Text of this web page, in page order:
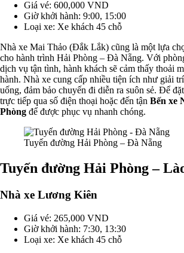
Giá vé: 600,000 VND
Giờ khởi hành: 9:00, 15:00
Loại xe: Xe khách 45 chỗ
Nhà xe Mai Thảo (Đắk Lắk) cũng là một lựa
cho hành trình Hải Phòng – Đà Nẵng. Với
dịch vụ tận tình, hành khách sẽ cảm thấy thoải
hành. Nhà xe cung cấp nhiều tiện ích như giải
uống, đảm bảo chuyến đi diễn ra suôn sẻ. Để
trực tiếp qua số điện thoại hoặc đến tận Bến xe
Phòng để được phục vụ nhanh chóng.
Tuyến đường Hải Phòng – Đà Nẵng
Tuyến đường Hải Phòng –
Nhà xe Lương Kiên
Giá vé: 265,000 VND
Giờ khởi hành: 7:30, 13:30
Loại xe: Xe khách 45 chỗ